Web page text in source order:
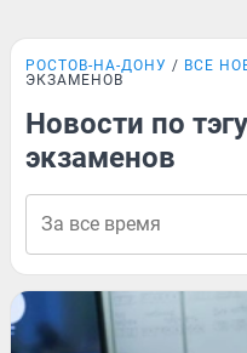
РОСТОВ-НА-ДОНУ ВСЕ
ЭКЗАМЕНОВ
Новости по
экзаменов